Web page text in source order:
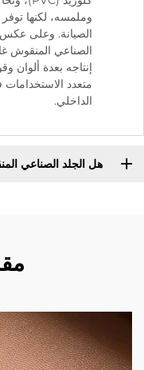
وملمسه، لكنها
الصيانة. وعلى عكس
الصناعي المنقوش
إنتاجه بعدة ألوان
متعدد
الداخلي.
هل الجلد الصناعي